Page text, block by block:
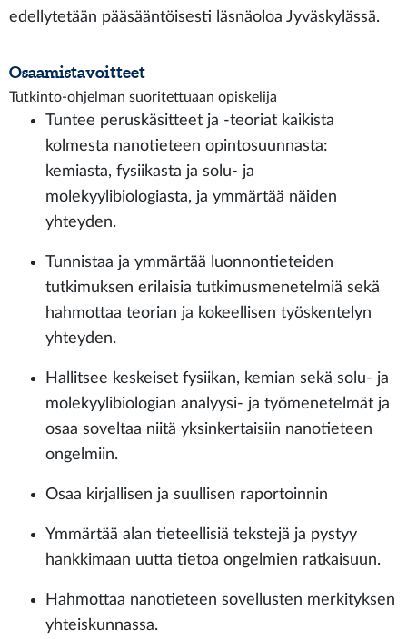
edellytetään pääsääntöisesti läsnäoloa Jyväskylässä.
Osaamistavoitteet
Tutkinto-ohjelman suoritettuaan opiskelija
Tuntee peruskäsitteet ja -teoriat kaikista
kolmesta nanotieteen opintosuunnasta:
kemiasta, fysiikasta ja solu- ja
molekyylibiologiasta, ja ymmärtää näiden
yhteyden.
Tunnistaa ja ymmärtää luonnontieteiden
tutkimuksen erilaisia tutkimusmenetelmiä sekä
hahmottaa teorian ja kokeellisen työskentelyn
yhteyden.
Hallitsee keskeiset fysiikan, kemian sekä solu- ja
molekyylibiologian analyysi- ja työmenetelmät ja
osaa soveltaa niitä yksinkertaisiin nanotieteen
ongelmiin.
Osaa kirjallisen ja suullisen raportoinnin
Ymmärtää alan tieteellisiä tekstejä ja pystyy
hankkimaan uutta tietoa ongelmien ratkaisuun.
Hahmottaa nanotieteen sovellusten merkityksen
yhteiskunnassa.